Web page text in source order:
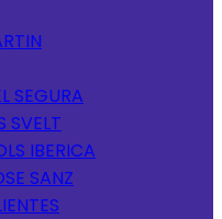
SEGURA
SVELT
IBERICA
SANZ